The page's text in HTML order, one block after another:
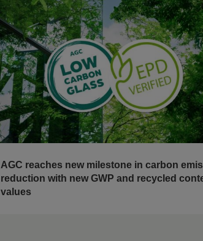
AGC reaches new milestone in carbon
reduction with new GWP and recycled
values